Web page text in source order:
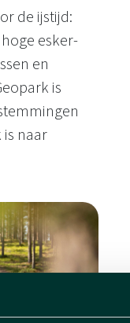
de ijstijd:
esker-
en
is
naar